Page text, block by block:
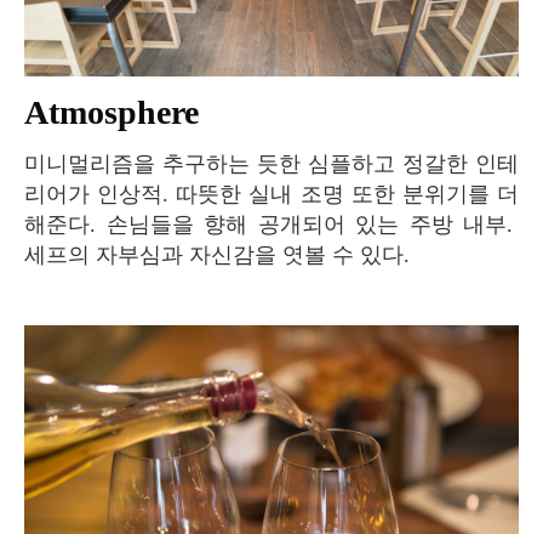
Atmosphere
미니멀리즘을 추구하는 듯한 심플하고 정갈한 인테
리어가 인상적. 따뜻한 실내 조명 또한 분위기를 더
해준다. 손님들을 향해 공개되어 있는 주방 내부.
세프의 자부심과 자신감을 엿볼 수 있다.